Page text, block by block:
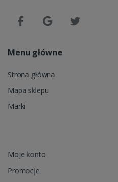
Menu główne
Strona główna
Mapa sklepu
Marki
Moje konto
Promocje